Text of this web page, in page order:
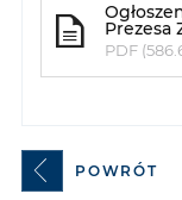
Prezesa
PDF
POWRÓT